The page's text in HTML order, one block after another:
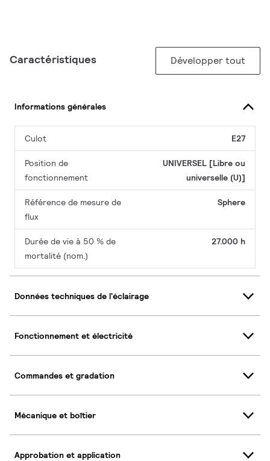
Caractéristiques Développer tout
Informations générales
Culot E27
Position de
fonctionnement
UNIVERSEL [Libre ou
universelle (U)]
Référence de mesure de
flux
Sphere
Durée de vie à 50 % de
mortalité (nom.)
27.000 h
Données techniques de l'éclairage
Fonctionnement et électricité
Commandes et gradation
Mécanique et boîtier
Approbation et application